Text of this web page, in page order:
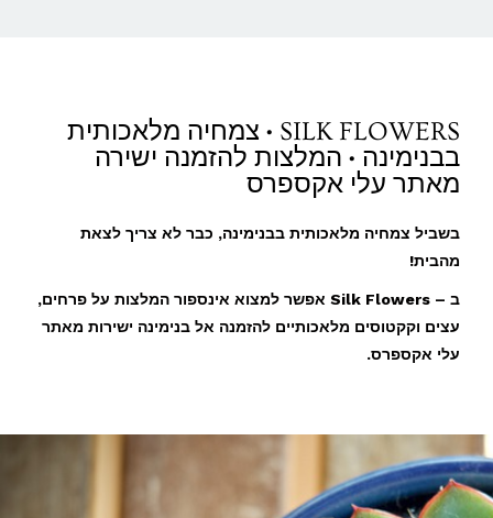
SILK FLOWERS • צמחיה מלאכותית
בבנימינה • המלצות להזמנה ישירה
מאתר עלי אקספרס
בשביל צמחיה מלאכותית בבנימינה, כבר לא צריך לצאת
מהבית!
ב – Silk Flowers אפשר למצוא אינספור המלצות על פרחים,
עצים וקקטוסים מלאכותיים להזמנה אל בנימינה ישירות מאתר
עלי אקספרס.